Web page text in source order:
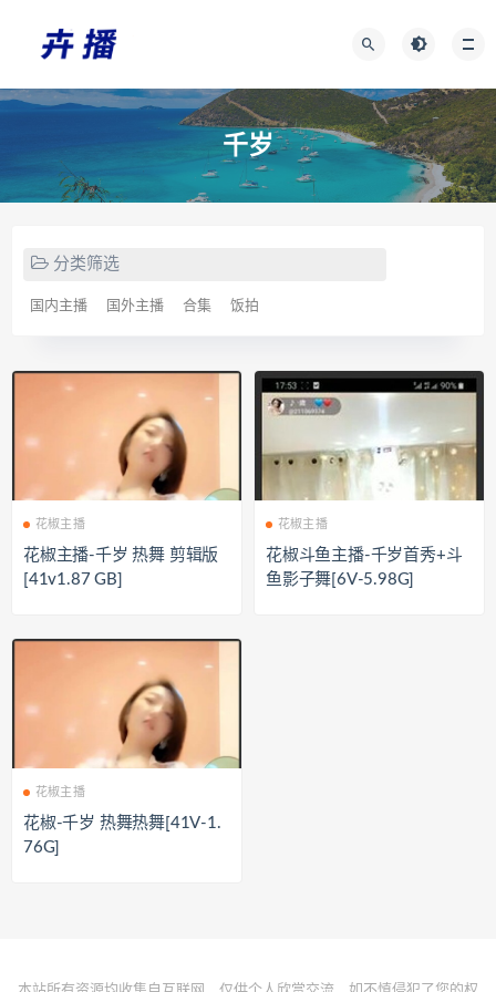
千岁
分类筛选
国内主播 国外主播 合集 饭拍
花椒主播
花椒主播-千岁 热舞 剪辑版
[41v1.87 GB]
花椒主播
花椒斗鱼主播-千岁首秀+斗
鱼影子舞[6V-5.98G]
花椒主播
花椒-千岁 热舞热舞[41V-1.
76G]